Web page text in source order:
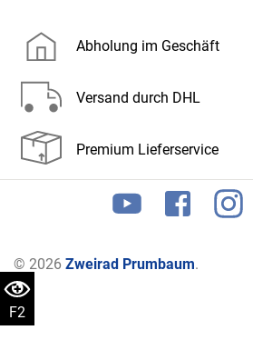
F2
Abholung im Geschäft
Versand durch DHL
Premium Lieferservice
© 2026 Zweirad Prumbaum.